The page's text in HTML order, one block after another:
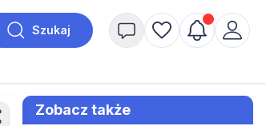
Szukaj
Zobacz także